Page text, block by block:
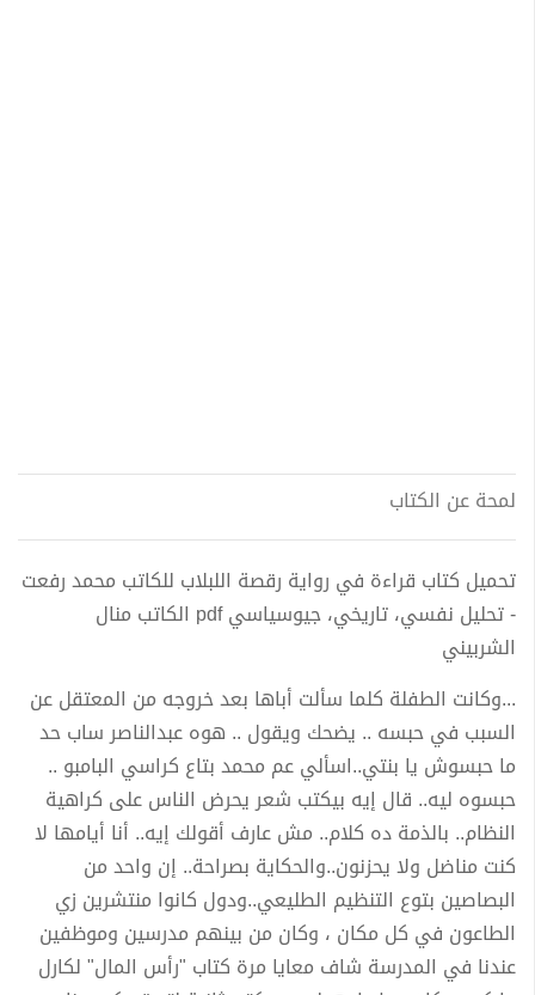
لمحة عن الكتاب
تحميل كتاب قراءة في رواية رقصة اللبلاب للكاتب محمد رفعت
- تحليل نفسي، تاريخي، جيوسياسي pdf الكاتب منال
الشربيني
...وكانت الطفلة كلما سألت أباها بعد خروجه من المعتقل عن
السبب في حبسه .. يضحك ويقول .. هوه عبدالناصر ساب حد
ما حبسوش يا بنتي..اسألي عم محمد بتاع كراسي البامبو ..
حبسوه ليه.. قال إيه بيكتب شعر يحرض الناس على كراهية
النظام.. بالذمة ده كلام.. مش عارف أقولك إيه.. أنا أيامها لا
كنت مناضل ولا يحزنون..والحكاية بصراحة.. إن واحد من
البصاصين بتوع التنظيم الطليعي..ودول كانوا منتشرين زي
الطاعون في كل مكان ، وكان من بينهم مدرسين وموظفين
عندنا في المدرسة شاف معايا مرة كتاب "رأس المال" لكارل